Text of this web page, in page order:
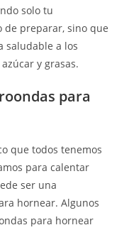
solo tu
de preparar, sino que
saludable a los
y grasas.
para
que todos tenemos
para calentar
ser una
hornear. Algunos
para hornear